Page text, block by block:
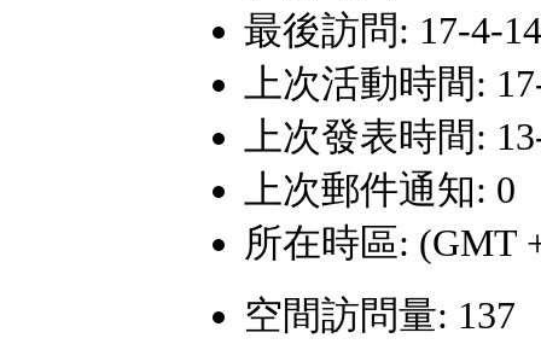
最後訪問: 17-4-
上次活動時間:
上次發表時間:
上次郵件通知: 0
所在時區: (GMT
空間訪問量: 137